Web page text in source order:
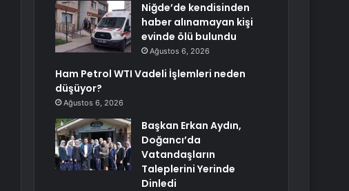
Niğde’de kendisinden
haber alınamayan kişi
evinde ölü bulundu
Ağustos 6, 2026
Ham Petrol WTI Vadeli İşlemleri neden
düşüyor?
Ağustos 6, 2026
Başkan Erkan Aydın,
Doğancı’da
Vatandaşların
Taleplerini Yerinde
Dinledi